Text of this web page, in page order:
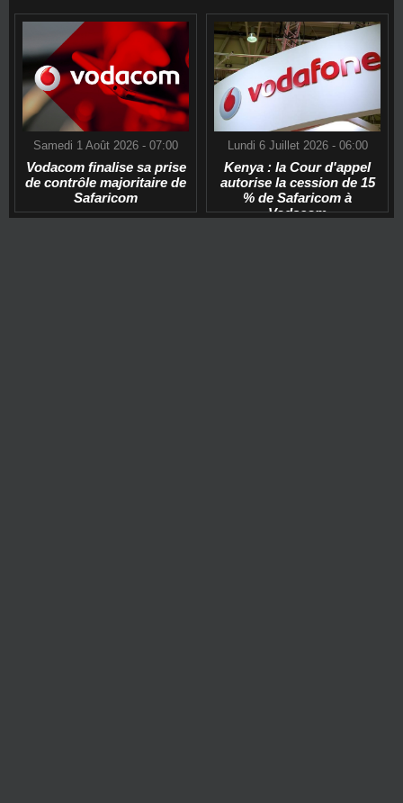
Samedi 1 Août 2026 - 07:00
Vodacom finalise sa prise
de contrôle majoritaire de
Safaricom
Lundi 6 Juillet 2026 - 06:00
Kenya : la Cour d'appel
autorise la cession de 15
% de Safaricom à
Vodacom